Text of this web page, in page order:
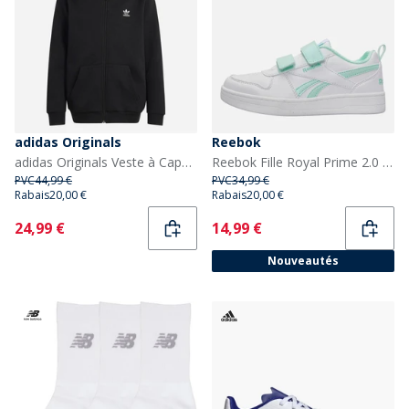
adidas Originals
adidas Originals Veste à Capuche zippée intégrale Junior Trefoil coupe ample Noir
PVC44,99 €
Rabais20,00 €
Current
24,99 €
Reebok
Reebok Fille Royal Prime 2.0 Deux Sangles Velcro Baskets Blanc/Blanc/Glitch Aqua
PVC34,99 €
Rabais20,00 €
Current
14,99 €
Nouveautés